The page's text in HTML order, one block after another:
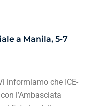
a Manila, 5-7
informiamo che ICE-
l’Ambasciata